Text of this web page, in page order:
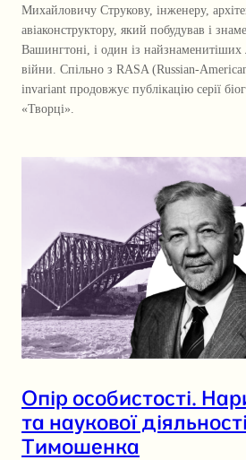
Михайловичу Струкову, інженеру,
авіаконструктору, який побудував і
Вашингтоні, і один із найзнаменитіших
війни. Спільно з RASA (Russian-
invariant продовжує публікацію серії
«Творці».
Опір особистості.
та наукової
Тимошенка